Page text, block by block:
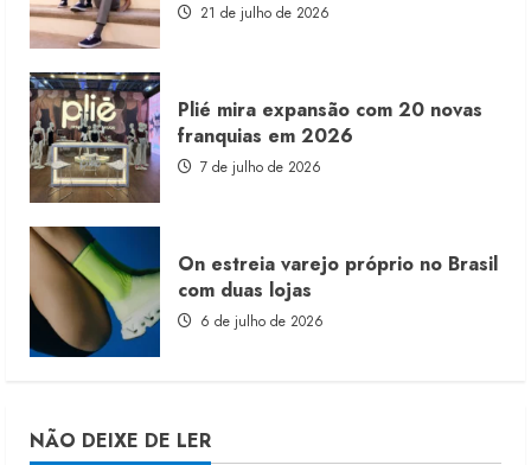
21 de julho de 2026
Plié mira expansão com 20 novas
franquias em 2026
7 de julho de 2026
On estreia varejo próprio no Brasil
com duas lojas
6 de julho de 2026
NÃO DEIXE DE LER